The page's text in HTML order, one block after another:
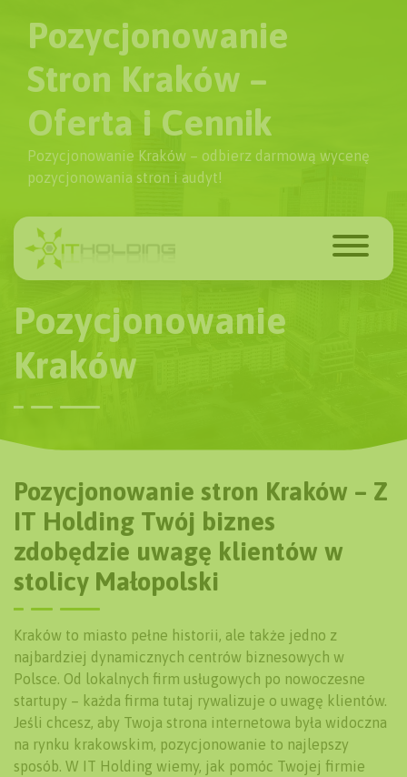
Pozycjonowanie
Stron Kraków –
Oferta i Cennik
Pozycjonowanie Kraków – odbierz darmową wycenę
pozycjonowania stron i audyt!
Pozycjonowanie
Kraków
Pozycjonowanie stron Kraków – Z
IT Holding Twój biznes
zdobędzie uwagę klientów w
stolicy Małopolski
Kraków to miasto pełne historii, ale także jedno z
najbardziej dynamicznych centrów biznesowych w
Polsce. Od lokalnych firm usługowych po nowoczesne
startupy – każda firma tutaj rywalizuje o uwagę klientów.
Jeśli chcesz, aby Twoja strona internetowa była widoczna
na rynku krakowskim, pozycjonowanie to najlepszy
sposób. W IT Holding wiemy, jak pomóc Twojej firmie